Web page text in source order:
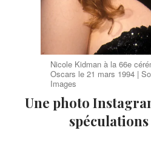
Nicole Kidman à la 66e
Oscars le 21 mars 1994 |
Images
Une photo Instagram déclenche les
spéculations